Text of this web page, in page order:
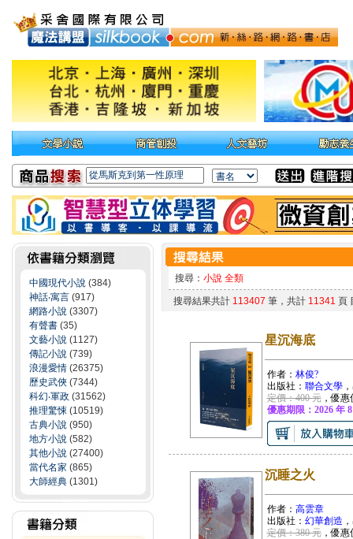
中國現代小說 (384)
神話‧寓言 (917)
網路小說 (3307)
有聲書 (35)
文藝小說 (1127)
傳記小說 (739)
浪漫愛情 (26375)
歷史武俠 (7344)
科幻‧軍政 (31562)
推理驚悚 (10519)
古典小說 (950)
地方小說 (582)
其他小說 (27400)
當代名家 (865)
大師經典 (1301)
搜尋： 小說 全類
搜尋結果共計 113407 筆，共計 11341 頁
星沉海底
作者： 林俊?
出版社： 聯合文學
定價：400 元，優惠
優惠期限：2026 年
沉睡之火
作者： 高雲章
出版社： 幻華創造
定價：380 元，優惠